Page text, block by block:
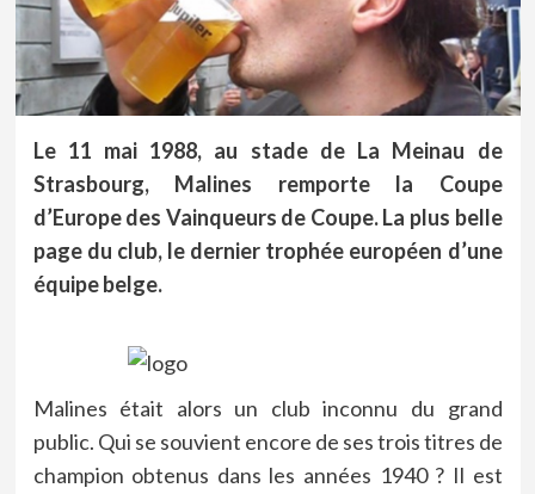
Le 11 mai 1988, au stade de La Meinau de
Strasbourg, Malines remporte la Coupe
d’Europe des Vainqueurs de Coupe. La plus belle
page du club, le dernier trophée européen d’une
équipe belge.
Malines était alors un club inconnu du grand
public. Qui se souvient encore de ses trois titres de
champion obtenus dans les années 1940 ? Il est